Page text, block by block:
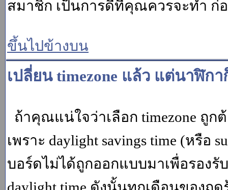
สมาชิก เป็นการดีที่คุณควรจะทำ
ขึ้นไปข้างบน
เปลี่ยน timezone แล้ว แต่นาฬิกา
ถ้าคุณแน่ใจว่าเลือก timezone ถู
เพราะ daylight savings time (หรือ
บอร์ดไม่ได้ถูกออกแบบมาเพื่อรอง